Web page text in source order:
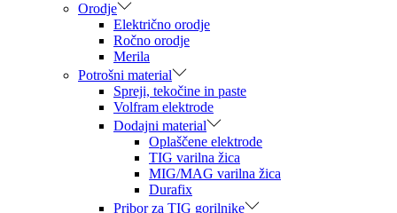
Orodje
Električno orodje
Ročno orodje
Merila
Potrošni material
Spreji, tekočine in paste
Volfram elektrode
Dodajni material
Oplaščene elektrode
TIG varilna žica
MIG/MAG varilna žica
Durafix
Pribor za TIG gorilnike